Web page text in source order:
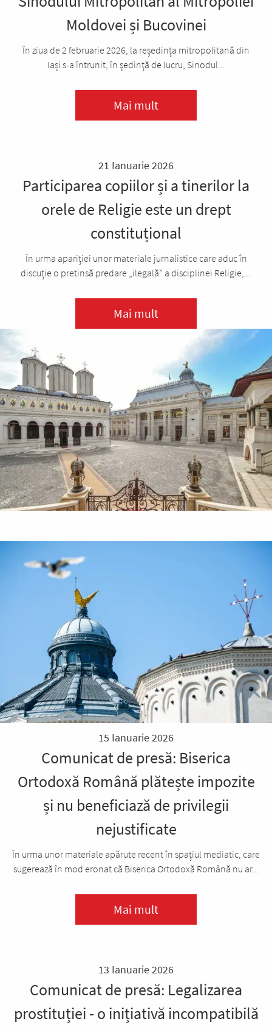
Moldovei și Bucovinei
În ziua de 2 februarie 2026, la reședința mitropolitană din
Iași s-a întrunit, în şedinţă de lucru, Sinodul...
Mai mult
21 Ianuarie 2026
Participarea copiilor și a tinerilor la
orele de Religie este un drept
constituțional
În urma apariției unor materiale jurnalistice care aduc în
discuție o pretinsă predare „ilegală” a disciplinei Religie,...
Mai mult
15 Ianuarie 2026
Comunicat de presă: Biserica
Ortodoxă Română plătește impozite
și nu beneficiază de privilegii
nejustificate
În urma unor materiale apărute recent în spațiul mediatic, care
sugerează în mod eronat că Biserica Ortodoxă Română nu ar...
Mai mult
13 Ianuarie 2026
Comunicat de presă: Legalizarea
prostituției - o inițiativă incompatibilă